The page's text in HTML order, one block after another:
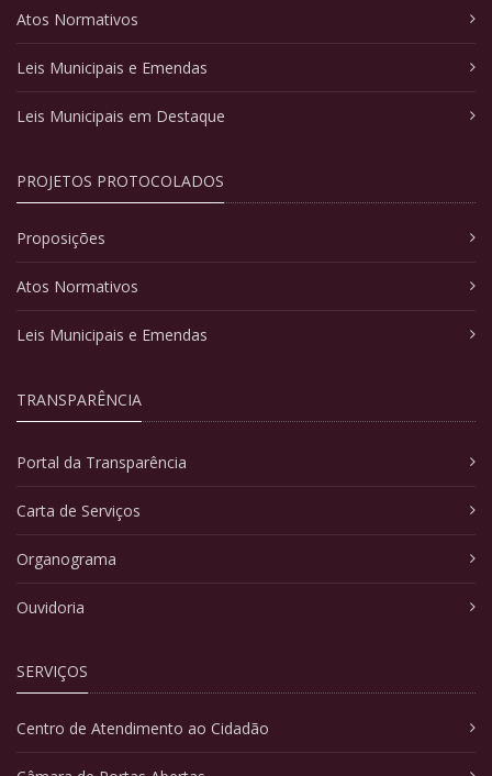
Atos Normativos
Leis Municipais e Emendas
Leis Municipais em Destaque
PROJETOS PROTOCOLADOS
Proposições
Atos Normativos
Leis Municipais e Emendas
TRANSPARÊNCIA
Portal da Transparência
Carta de Serviços
Organograma
Ouvidoria
SERVIÇOS
Centro de Atendimento ao Cidadão